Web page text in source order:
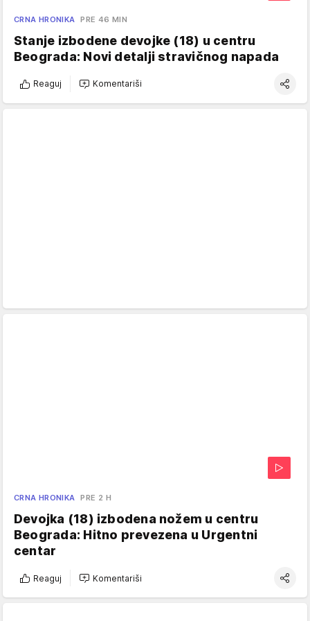
CRNA HRONIKA PRE 46 MIN
Stanje izbodene devojke (18) u centru
Beograda: Novi detalji stravičnog napada
Reaguj Komentariši
CRNA HRONIKA PRE 2 H
Devojka (18) izbodena nožem u centru
Beograda: Hitno prevezena u Urgentni
centar
Reaguj Komentariši